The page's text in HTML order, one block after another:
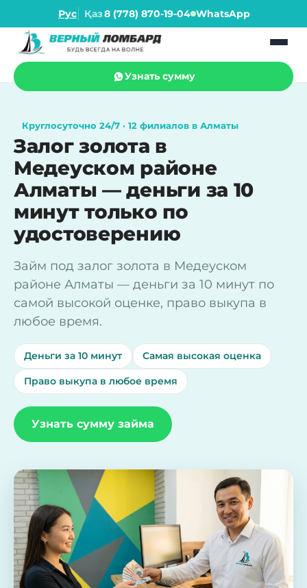
Рус Қаз8 (778) 870-19-04 WhatsApp
Узнать сумму
Круглосуточно 24/7 · 12 филиалов в Алматы
Залог золота в
Медеуском районе
Алматы — деньги за 10
минут только по
удостоверению
Займ под залог золота в Медеуском
районе Алматы — деньги за 10 минут по
самой высокой оценке, право выкупа в
любое время.
Деньги за 10 минут Самая высокая оценка
Право выкупа в любое время
Узнать сумму займа